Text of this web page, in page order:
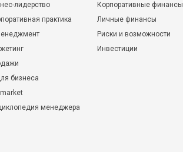
лидерство
практика
бизнеса
менеджера
Корпоративные финансы
Личные финансы
Риски и возможности
Инвестиции